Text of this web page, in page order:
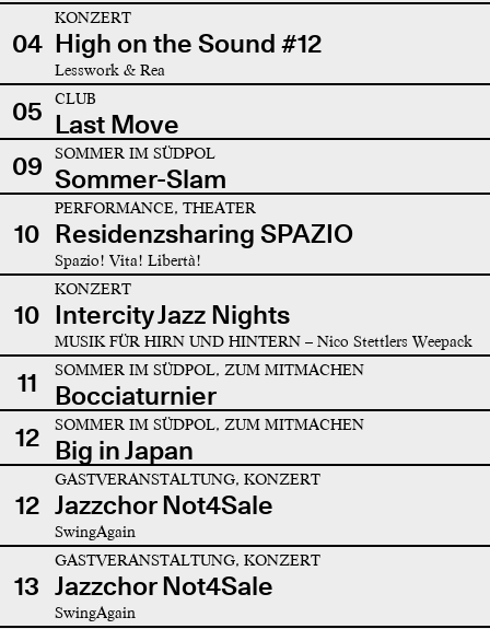
04
KONZERT
High on the Sound #12
Lesswork & Rea
05 CLUB
Last Move
09
SOMMER IM SÜDPOL
Sommer-Slam
10
PERFORMANCE, THEATER
Residenzsharing SPAZIO
Spazio! Vita! Libertà!
10
KONZERT
Intercity Jazz Nights
MUSIK FÜR HIRN UND HINTERN – Nico Stettlers Weepack
11 SOMMER IM SÜDPOL, ZUM MITMACHEN
Bocciaturnier
12
SOMMER IM SÜDPOL, ZUM MITMACHEN
Big in Japan
12
GASTVERANSTALTUNG, KONZERT
Jazzchor Not4Sale
SwingAgain
13
GASTVERANSTALTUNG, KONZERT
Jazzchor Not4Sale
SwingAgain